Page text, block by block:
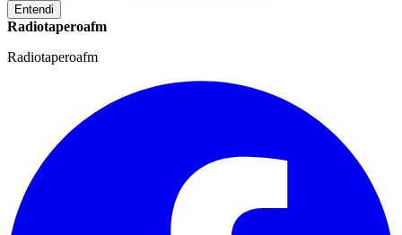
Entendi
Radiotaperoafm
Radiotaperoafm